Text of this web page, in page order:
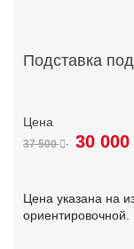
Подставка
37 500 30 000
Цена указана на
ориентировочной.